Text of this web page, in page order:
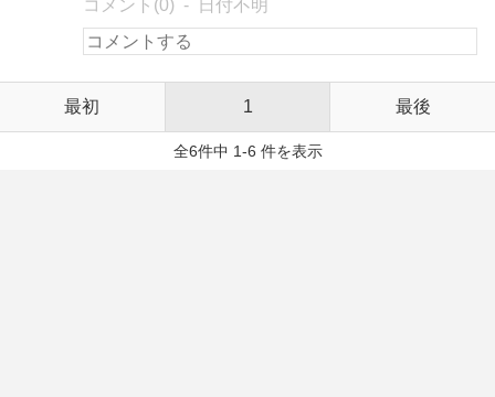
コメント(0) 日付不明
最初 1 最後
全6件中 1-6 件を表示